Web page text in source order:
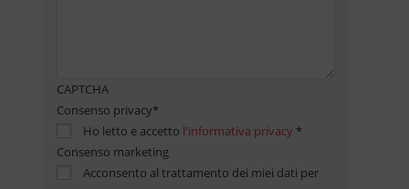
CAPTCHA
Consenso privacy*
Ho letto e accetto l'informativa privacy *
Consenso marketing
Acconsento al trattamento dei miei dati per